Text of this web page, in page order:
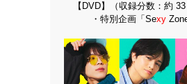
【DVD】（収録分数：約 33
・特別企画「Sexy